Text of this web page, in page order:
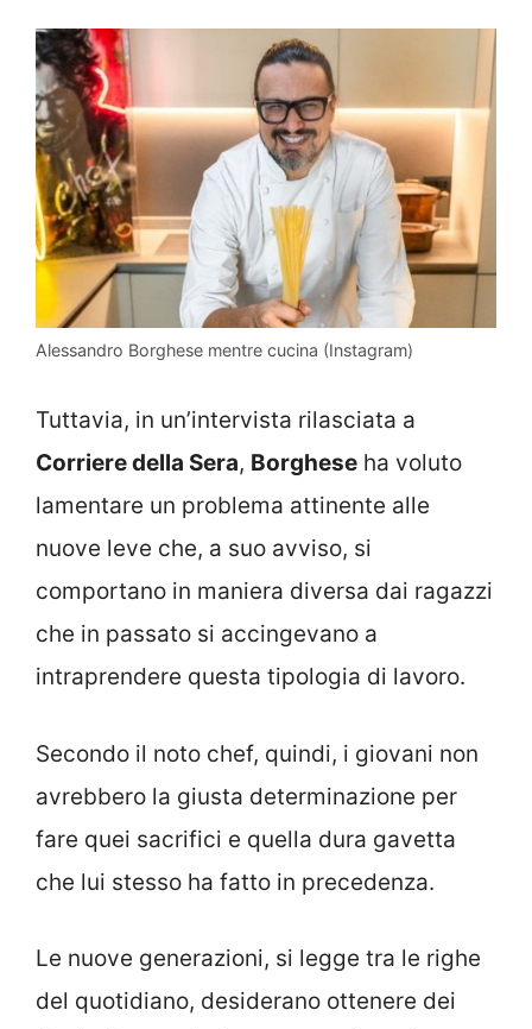
Alessandro Borghese mentre cucina (Instagram)
Tuttavia, in un’intervista rilasciata a
Corriere della Sera, Borghese ha voluto
lamentare un problema attinente alle
nuove leve che, a suo avviso, si
comportano in maniera diversa dai ragazzi
che in passato si accingevano a
intraprendere questa tipologia di lavoro.
Secondo il noto chef, quindi, i giovani non
avrebbero la giusta determinazione per
fare quei sacrifici e quella dura gavetta
che lui stesso ha fatto in precedenza.
Le nuove generazioni, si legge tra le righe
del quotidiano, desiderano ottenere dei